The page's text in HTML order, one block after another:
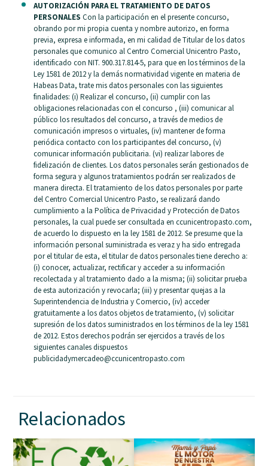
AUTORIZACIÓN PARA EL TRATAMIENTO DE DATOS
PERSONALESCon la participación en el presente concurso,
obrando por mi propia cuenta y nombre autorizo, en forma
previa, expresa e informada, en mi calidad de Titular de los datos
personales que comunico al Centro Comercial Unicentro Pasto,
identificado con NIT. 900.317.814-5, para que en los términos de la
Ley 1581 de 2012 y la demás normatividad vigente en materia de
Habeas Data, trate mis datos personales con las siguientes
finalidades: (i) Realizar el concurso, (ii) cumplir con las
obligaciones relacionadas con el concurso , (iii) comunicar al
público los resultados del concurso, a través de medios de
comunicación impresos o virtuales, (iv) mantener de forma
periódica contacto con los participantes del concurso, (v)
comunicar información publicitaria. (vi) realizar labores de
fidelización de clientes. Los datos personales serán gestionados de
forma segura y algunos tratamientos podrán ser realizados de
manera directa. El tratamiento de los datos personales por parte
del Centro Comercial Unicentro Pasto, se realizará dando
cumplimiento a la Política de Privacidad y Protección de Datos
personales, la cual puede ser consultada en ccunicentropasto.com,
de acuerdo lo dispuesto en la ley 1581 de 2012. Se presume que la
información personal suministrada es veraz y ha sido entregada
por el titular de esta, el titular de datos personales tiene derecho a:
(i) conocer, actualizar, rectificar y acceder a su información
recolectada y al tratamiento dado a la misma; (ii) solicitar prueba
de esta autorización y revocarla; (iii) y presentar quejas a la
Superintendencia de Industria y Comercio, (iv) acceder
gratuitamente a los datos objetos de tratamiento, (v) solicitar
supresión de los datos suministrados en los términos de la ley 1581
de 2012. Estos derechos podrán ser ejercidos a través de los
siguientes canales dispuestos
publicidadymercadeo@ccunicentropasto.com
Relacionados